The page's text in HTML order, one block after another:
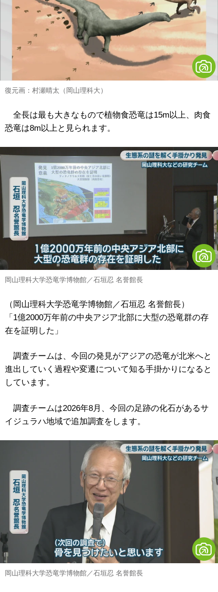
復元画：村瀬晴太（岡山理科大）
全長は最も大きなもので植物食恐竜は15m以上、肉食
恐竜は8m以上と見られます。
岡山理科大学恐竜学博物館／石垣忍 名誉館長
（岡山理科大学恐竜学博物館／石垣忍 名誉館長）
「1億2000万年前の中央アジア北部に大型の恐竜群の存
在を証明した」
調査チームは、今回の発見がアジアの恐竜が北米へと
進出していく過程や変遷について知る手掛かりになると
しています。
調査チームは2026年8月、今回の足跡の化石があるサ
イジュラハ地域で追加調査をします。
岡山理科大学恐竜学博物館／石垣忍 名誉館長